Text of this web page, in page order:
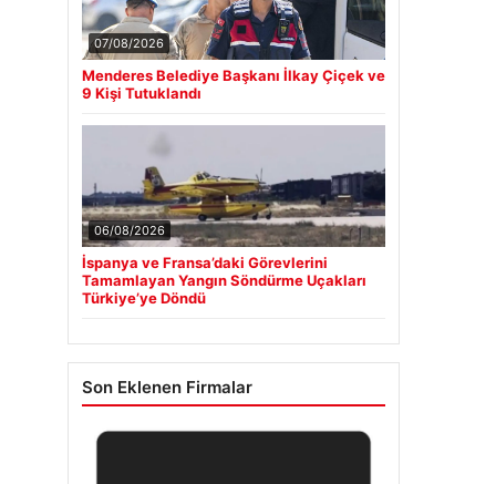
07/08/2026
Menderes Belediye Başkanı İlkay Çiçek ve
9 Kişi Tutuklandı
06/08/2026
İspanya ve Fransa’daki Görevlerini
Tamamlayan Yangın Söndürme Uçakları
Türkiye’ye Döndü
Son Eklenen Firmalar